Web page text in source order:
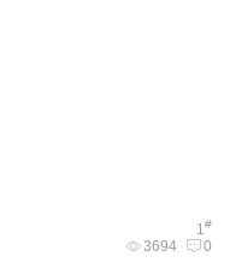
1#
3694 0